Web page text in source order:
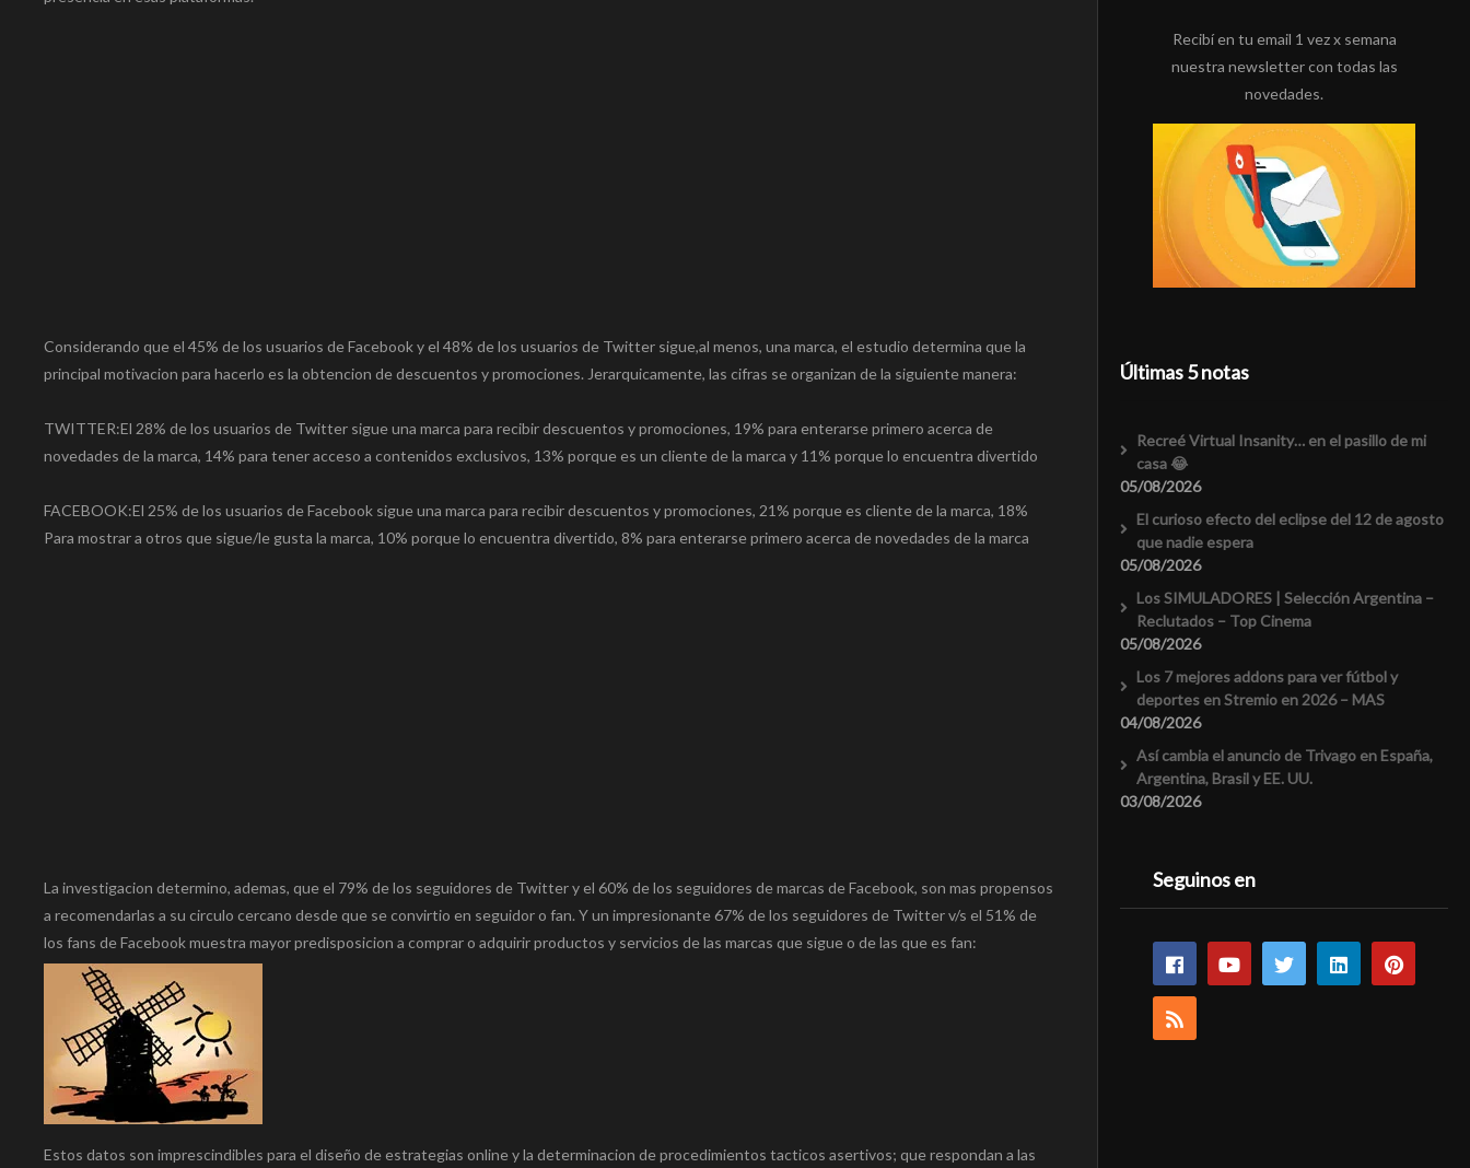
Considerando que el 45% de los usuarios de Facebook y el 48% de los usuarios de Twitter sigue,al menos, una marca, el estudio determina que la
principal motivacion para hacerlo es la obtencion de descuentos y promociones. Jerarquicamente, las cifras se organizan de la siguiente manera:
TWITTER:El 28% de los usuarios de Twitter sigue una marca para recibir descuentos y promociones, 19% para enterarse primero acerca de
novedades de la marca, 14% para tener acceso a contenidos exclusivos, 13% porque es un cliente de la marca y 11% porque lo encuentra divertido
FACEBOOK:El 25% de los usuarios de Facebook sigue una marca para recibir descuentos y promociones, 21% porque es cliente de la marca, 18%
Para mostrar a otros que sigue/le gusta la marca, 10% porque lo encuentra divertido, 8% para enterarse primero acerca de novedades de la marca
La investigacion determino, ademas, que el 79% de los seguidores de Twitter y el 60% de los seguidores de marcas de Facebook, son mas propensos
a recomendarlas a su circulo cercano desde que se convirtio en seguidor o fan. Y un impresionante 67% de los seguidores de Twitter v/s el 51% de
los fans de Facebook muestra mayor predisposicion a comprar o adquirir productos y servicios de las marcas que sigue o de las que es fan:
Estos datos son imprescindibles para el diseño de estrategias online y la determinacion de procedimientos tacticos asertivos; que respondan a las
Recibí en tu email 1 vez x semana
nuestra newsletter con todas las
novedades.
Últimas 5 notas
Recreé Virtual Insanity… en el pasillo de mi
casa 😂
05/08/2026
El curioso efecto del eclipse del 12 de agosto
que nadie espera
05/08/2026
Los SIMULADORES | Selección Argentina –
Reclutados – Top Cinema
05/08/2026
Los 7 mejores addons para ver fútbol y
deportes en Stremio en 2026 – MAS
04/08/2026
Así cambia el anuncio de Trivago en España,
Argentina, Brasil y EE. UU.
03/08/2026
Seguinos en